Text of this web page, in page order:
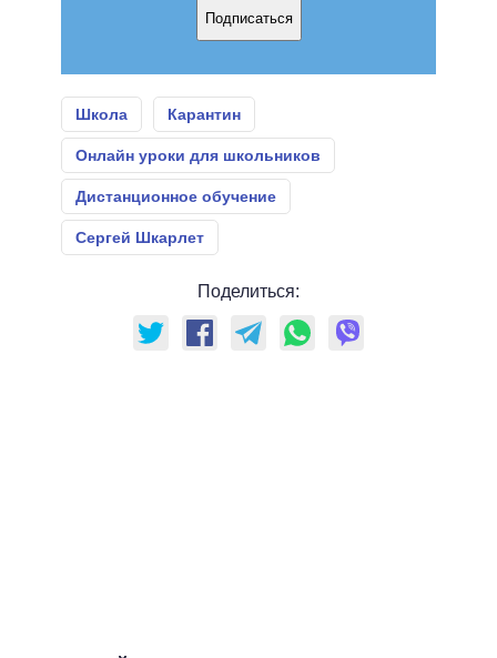
Подписаться
Школа Карантин
Онлайн уроки для школьников
Дистанционное обучение
Сергей Шкарлет
Поделиться: